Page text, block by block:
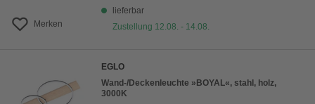
Merken
lieferbar
Zustellung 12.08. - 14.08.
EGLO
Wand-/Deckenleuchte »BOYAL«, stahl, holz,
3000K